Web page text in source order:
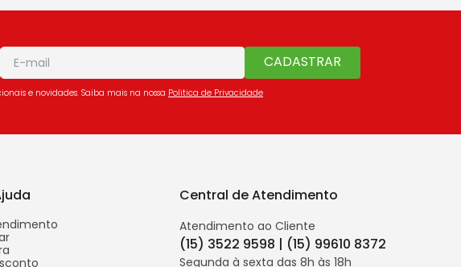
CADASTRAR
e novidades. Saiba mais na nossa Politica de Privacidade
Central de Atendimento
Atendimento ao Cliente
(15) 3522 9598 | (15) 99610 8372
Segunda à sexta das 8h às 18h